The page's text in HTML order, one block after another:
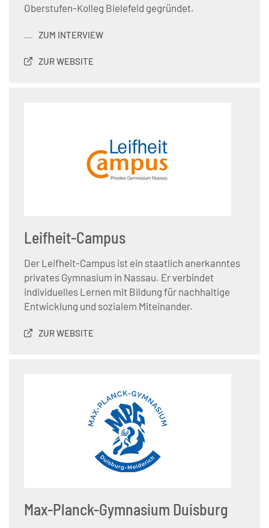
Oberstufen-Kolleg Bielefeld gegründet.
ZUM INTERVIEW
ZUR WEBSITE
Leifheit-Campus
Der Leifheit-Campus ist ein staatlich anerkanntes
privates Gymnasium in Nassau. Er verbindet
individuelles Lernen mit Bildung für nachhaltige
Entwicklung und sozialem Miteinander.
ZUR WEBSITE
Max-Planck-Gymnasium Duisburg